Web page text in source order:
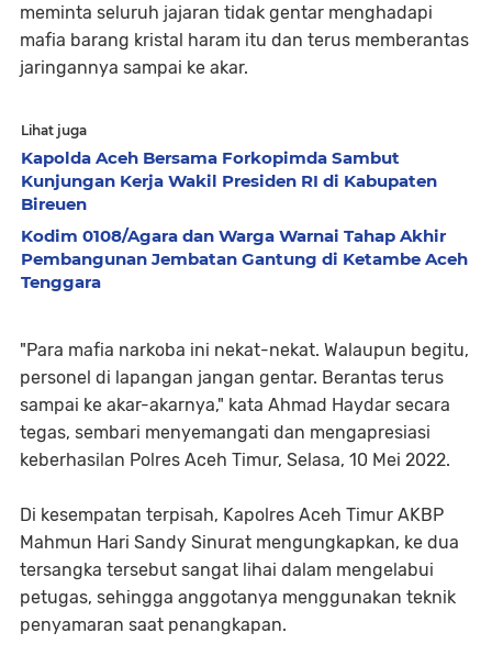
meminta seluruh jajaran tidak gentar menghadapi
mafia barang kristal haram itu dan terus memberantas
jaringannya sampai ke akar.
Lihat juga
Kapolda Aceh Bersama Forkopimda Sambut
Kunjungan Kerja Wakil Presiden RI di Kabupaten
Bireuen
Kodim 0108/Agara dan Warga Warnai Tahap Akhir
Pembangunan Jembatan Gantung di Ketambe Aceh
Tenggara
"Para mafia narkoba ini nekat-nekat. Walaupun begitu,
personel di lapangan jangan gentar. Berantas terus
sampai ke akar-akarnya," kata Ahmad Haydar secara
tegas, sembari menyemangati dan mengapresiasi
keberhasilan Polres Aceh Timur, Selasa, 10 Mei 2022.
Di kesempatan terpisah, Kapolres Aceh Timur AKBP
Mahmun Hari Sandy Sinurat mengungkapkan, ke dua
tersangka tersebut sangat lihai dalam mengelabui
petugas, sehingga anggotanya menggunakan teknik
penyamaran saat penangkapan.